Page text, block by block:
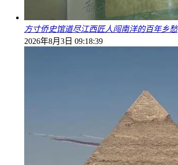
方寸侨史馆道尽江西匠人闯南洋的百年乡愁
2026年8月3日 09:18:39